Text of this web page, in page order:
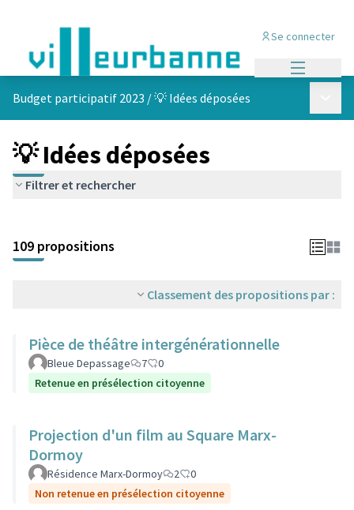
Se connecter
Budget participatif 2023 /💡 Idées déposées
💡 Idées déposées
Filtrer et rechercher
+
−
109 propositions
Classement des propositions par :
Pièce de théâtre intergénérationnelle
Bleue Depassage 7
0
Retenue en présélection citoyenne
Projection d'un film au Square Marx-
Dormoy
Résidence Marx-Dormoy 2
0
Non retenue en présélection citoyenne